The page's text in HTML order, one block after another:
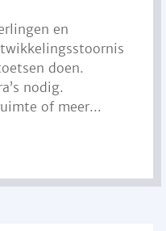
en
doen.
nodig.
of meer...